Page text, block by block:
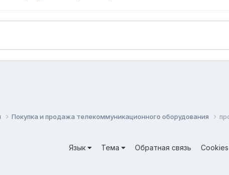
Покупка и продажа телекоммуникационного оборудования
Язык Тема Обратная связь
Cookies